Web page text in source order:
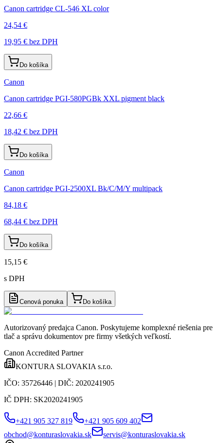
Canon cartridge CL-546 XL color
24,54 €
19,95 € bez DPH
Do košíka
Canon
Canon cartridge PGI-580PGBk XXL pigment black
22,66 €
18,42 € bez DPH
Do košíka
Canon
Canon cartridge PGI-2500XL Bk/C/M/Y multipack
84,18 €
68,44 € bez DPH
Do košíka
15,15 €
s DPH
Cenová ponuka Do košíka
Autorizovaný predajca Canon. Poskytujeme komplexné riešenia pre
tlač a správu dokumentov pre firmy všetkých veľkostí.
Canon Accredited Partner
KONTURA SLOVAKIA s.r.o.
IČO: 35726446 | DIČ: 2020241905
IČ DPH: SK2020241905
+421 905 327 819
+421 905 609 402
obchod@konturaslovakia.sk
servis@konturaslovakia.sk